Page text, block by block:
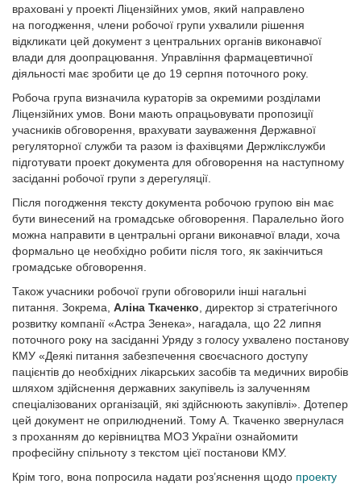
враховані у проекті Ліцензійних умов, який направлено
на погодження, члени робочої групи ухвалили рішення
відкликати цей документ з центральних органів виконавчої
влади для доопрацювання. Управління фармацевтичної
діяльності має зробити це до 19 серпня поточного року.
Робоча група визначила кураторів за окремими розділами
Ліцензійних умов. Вони мають опрацьовувати пропозиції
учасників обговорення, врахувати зауваження Державної
регуляторної служби та разом із фахівцями Держлікслужби
підготувати проект документа для обговорення на наступному
засіданні робочої групи з дерегуляції.
Після погодження тексту документа робочою групою він має
бути винесений на громадське обговорення. Паралельно його
можна направити в центральні органи виконавчої влади, хоча
формально це необхідно робити після того, як закінчиться
громадське обговорення.
Також учасники робочої групи обговорили інші нагальні
питання. Зокрема, Аліна Ткаченко , директор зі стратегічного
розвитку компанії «Астра Зенека», нагадала, що 22 липня
поточного року на засіданні Уряду з голосу ухвалено постанову
КМУ «Деякі питання забезпечення своєчасного доступу
пацієнтів до необхідних лікарських засобів та медичних виробів
шляхом здійснення державних закупівель із залученням
спеціалізованих організацій, які здійснюють закупівлі». Дотепер
цей документ не оприлюднений. Тому А. Ткаченко звернулася
з проханням до керівництва МОЗ України ознайомити
професійну спільноту з текстом цієї постанови КМУ.
Крім того, вона попросила надати роз’яснення щодо проекту